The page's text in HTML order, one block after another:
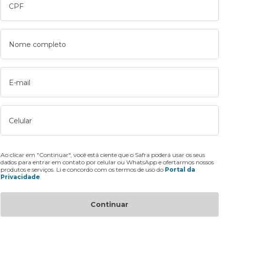
CPF
Nome completo
E-mail
Celular
Ao clicar em "Continuar", você está ciente que o Safra poderá usar os seus
dados para entrar em contato por celular ou WhatsApp e ofertarmos nossos
produtos e serviços. Li e concordo com os termos de uso do Portal da
Privacidade
Continuar